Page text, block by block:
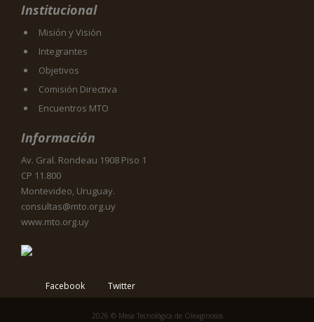
Institucional
Misión y Visión
Integrantes
Objetivos
Comisión Directiva
Encuentros MTO
Información
Av. Gral. Rondeau 1908 Piso 1
CP 11.800
Montevideo, Uruguay.
consultas@mto.org.uy
www.mto.org.uy
Facebook Twitter
2026 © Mesa Tecnológica de Oleaginosos